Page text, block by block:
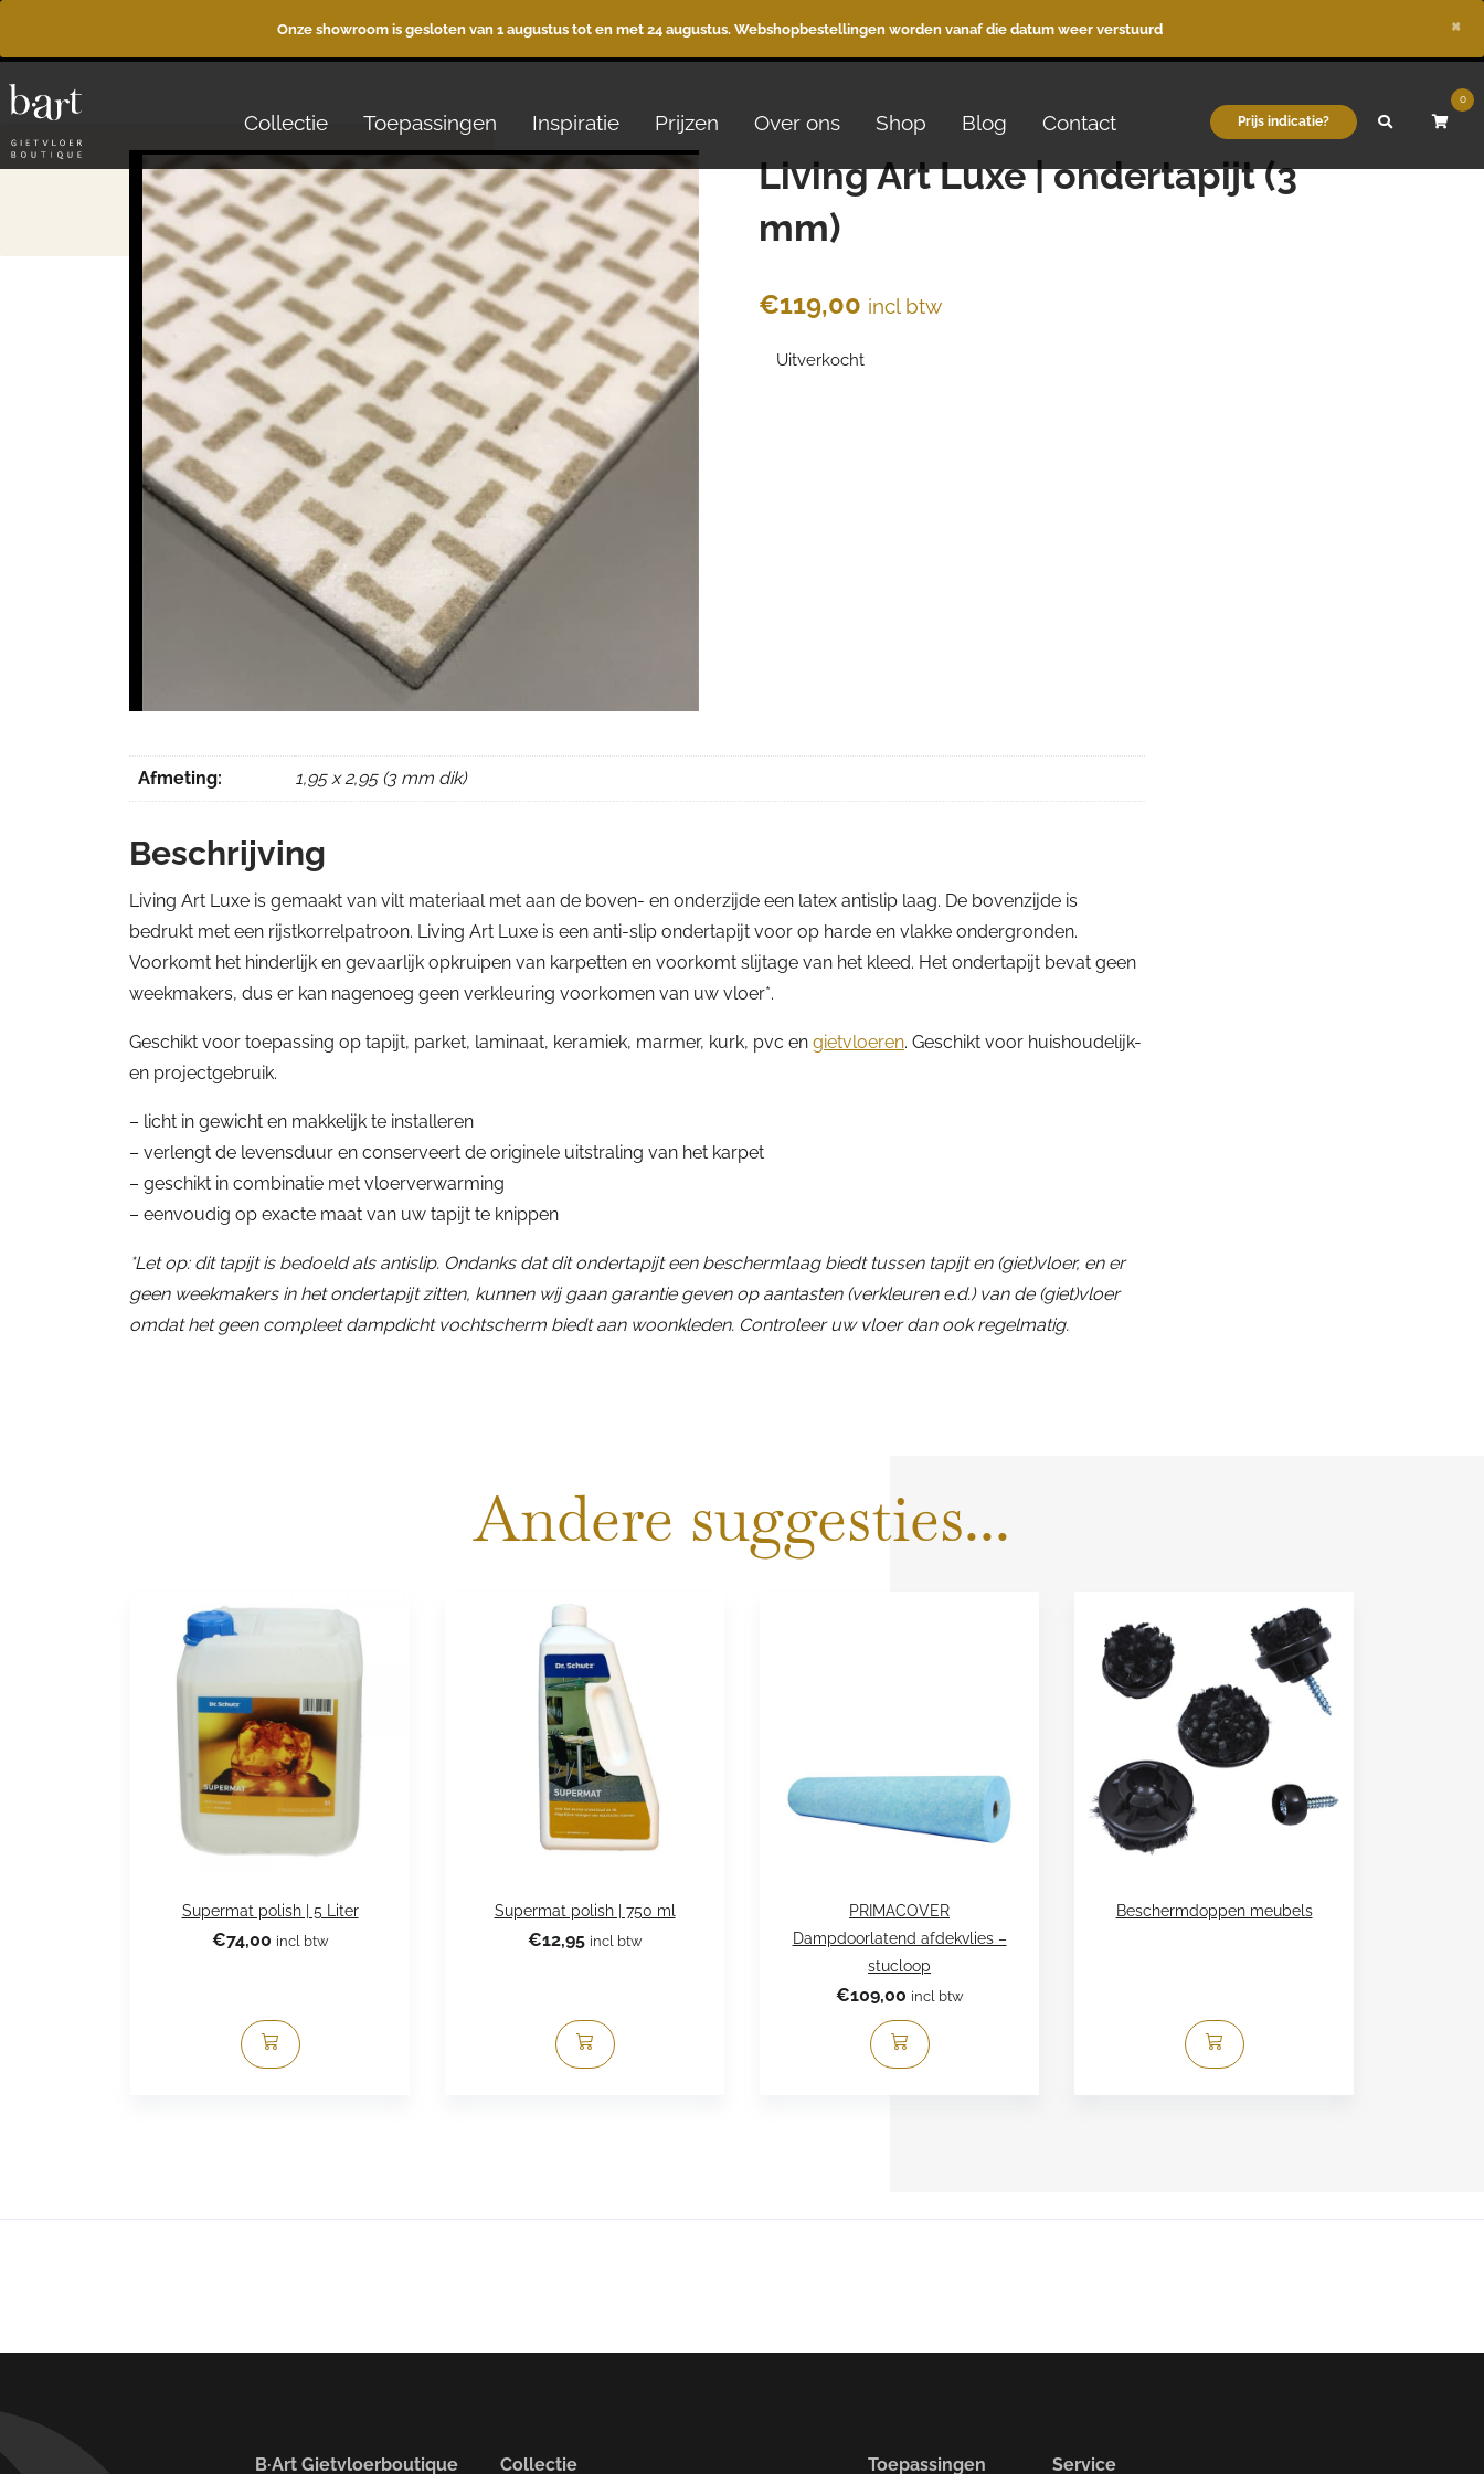
Onze showroom is gesloten van 1 augustus tot en met 24 augustus. Webshopbestellingen worden vanaf die datum weer verstuurd ×
Collectie Toepassingen Inspiratie Prijzen Over ons Shop Blog Contact Prijs indicatie?
0
Living Art Luxe | ondertapijt (3
mm)
€119,00 incl btw
Uitverkocht
Afmeting: 1,95 x 2,95 (3 mm dik)
Beschrijving
Living Art Luxe is gemaakt van vilt materiaal met aan de boven- en onderzijde een latex antislip laag. De bovenzijde is
bedrukt met een rijstkorrelpatroon. Living Art Luxe is een anti-slip ondertapijt voor op harde en vlakke ondergronden.
Voorkomt het hinderlijk en gevaarlijk opkruipen van karpetten en voorkomt slijtage van het kleed. Het ondertapijt bevat geen
weekmakers, dus er kan nagenoeg geen verkleuring voorkomen van uw vloer*.
Geschikt voor toepassing op tapijt, parket, laminaat, keramiek, marmer, kurk, pvc en gietvloeren. Geschikt voor huishoudelijk-
en projectgebruik.
– licht in gewicht en makkelijk te installeren
– verlengt de levensduur en conserveert de originele uitstraling van het karpet
– geschikt in combinatie met vloerverwarming
– eenvoudig op exacte maat van uw tapijt te knippen
*Let op: dit tapijt is bedoeld als antislip. Ondanks dat dit ondertapijt een beschermlaag biedt tussen tapijt en (giet)vloer, en er
geen weekmakers in het ondertapijt zitten, kunnen wij gaan garantie geven op aantasten (verkleuren e.d.) van de (giet)vloer
omdat het geen compleet dampdicht vochtscherm biedt aan woonkleden. Controleer uw vloer dan ook regelmatig.
Andere suggesties...
Supermat polish | 5 Liter
€74,00 incl btw
Supermat polish | 750 ml
€12,95 incl btw
PRIMACOVER
Dampdoorlatend afdekvlies –
stucloop
€109,00 incl btw
Beschermdoppen meubels
B·Art Gietvloerboutique Collectie Toepassingen Service